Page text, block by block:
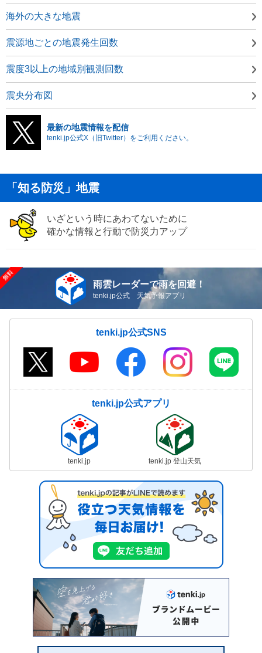
海外の大きな地震
震源地ごとの地震発生回数
震度3以上の地域別観測回数
震央分布図
最新の地震情報を配信
tenki.jp公式X（旧Twitter）をご利用ください。
「知る防災」地震
いざという時にあわてないために
確かな情報と行動で防災力アップ
雨雲レーダーで雨を回避！
tenki.jp公式 天気予報アプリ
tenki.jp公式SNS
tenki.jp公式アプリ
tenki.jp tenki.jp 登山天気